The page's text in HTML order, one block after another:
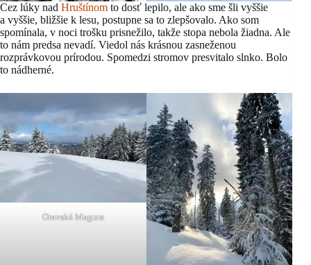
Cez lúky nad Hruštínom to dosť lepilo, ale ako sme šli vyššie
a vyššie, bližšie k lesu, postupne sa to zlepšovalo. Ako som
spomínala, v noci trošku prisnežilo, takže stopa nebola žiadna. Ale
to nám predsa nevadí. Viedol nás krásnou zasneženou
rozprávkovou prírodou. Spomedzi stromov presvitalo slnko. Bolo
to nádherné.
Oravská Magura